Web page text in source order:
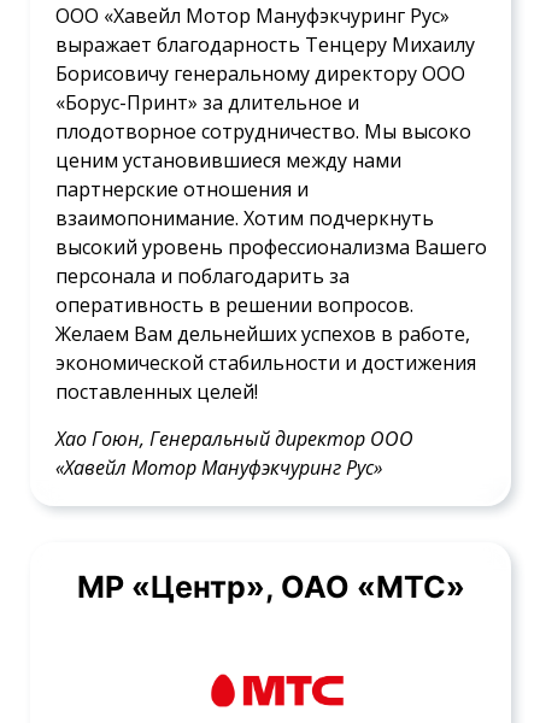
ООО «Хавейл Мотор Мануфэкчуринг Рус»
выражает благодарность Тенцеру Михаилу
Борисовичу генеральному директору ООО
«Борус-Принт» за длительное и
плодотворное сотрудничество. Мы высоко
ценим установившиеся между нами
партнерские отношения и
взаимопонимание. Хотим подчеркнуть
высокий уровень профессионализма Вашего
персонала и поблагодарить за
оперативность в решении вопросов.
Желаем Вам дельнейших успехов в работе,
экономической стабильности и достижения
поставленных целей!
Хао Гоюн, Генеральный директор ООО
«Хавейл Мотор Мануфэкчуринг Рус»
МР «Центр», ОАО «МТС»